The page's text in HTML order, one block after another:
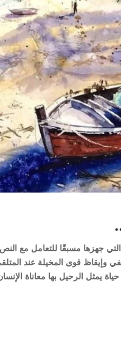
جهزها مسبقًا للتعامل مع
وإيقاظ قوى المخيلة عند
يمثل الرحيل بها معاناة